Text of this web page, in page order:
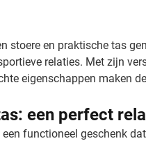
stoere en praktische tas
relaties. Met zijn
eigenschappen maken
een perfect
functioneel geschenk